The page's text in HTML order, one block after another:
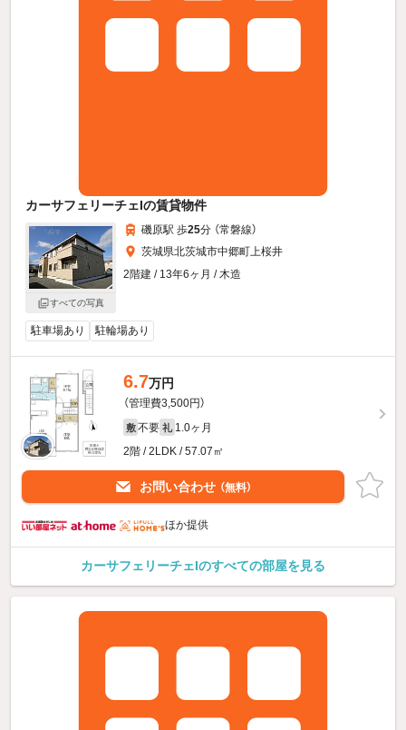
カーサフェリーチェIの賃貸物件
すべての写真
磯原駅 歩25分 （常磐線）
茨城県北茨城市中郷町上桜井
2階建 / 13年6ヶ月 / 木造
駐車場あり 駐輪場あり
6.7万円
（管理費3,500円）
敷 不要 礼 1.0ヶ月
2階 / 2LDK / 57.07㎡
お問い合わせ （無料）
ほか提供
カーサフェリーチェIのすべての部屋を見る